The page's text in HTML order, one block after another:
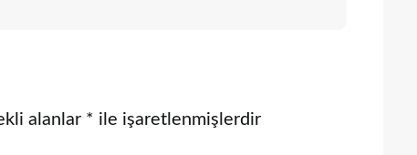
alanlar * ile işaretlenmişlerdir